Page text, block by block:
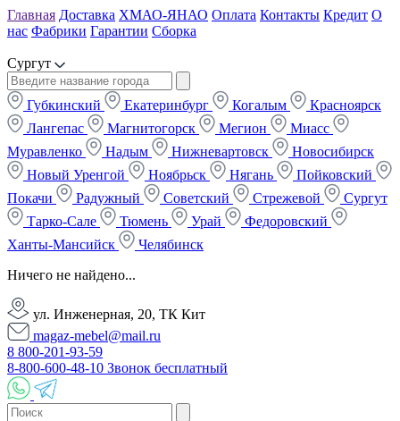
Главная Доставка ХМАО-ЯНАО Оплата Контакты Кредит О
нас Фабрики Гарантии Сборка
Сургут
Губкинский Екатеринбург Когалым
Красноярск
Лангепас
Магнитогорск Мегион
Миасс
Муравленко
Надым Нижневартовск
Новосибирск
Новый Уренгой
Ноябрьск Нягань
Пойковский
Покачи
Радужный Советский Стрежевой
Сургут
Тарко-Сале
Тюмень Урай
Федоровский
Ханты-Мансийск
Челябинск
Ничего не найдено...
ул. Инженерная, 20, ТК Кит
magaz-mebel@mail.ru
8 800-201-93-59
8-800-600-48-10 Звонок бесплатный